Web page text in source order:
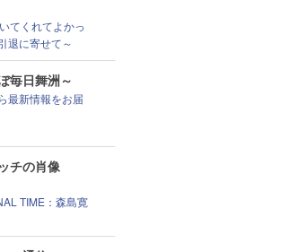
てくれてよかっ
退に寄せて～
毎日舞洲～
最新情報をお届
チの肖像
TIME：森島寛